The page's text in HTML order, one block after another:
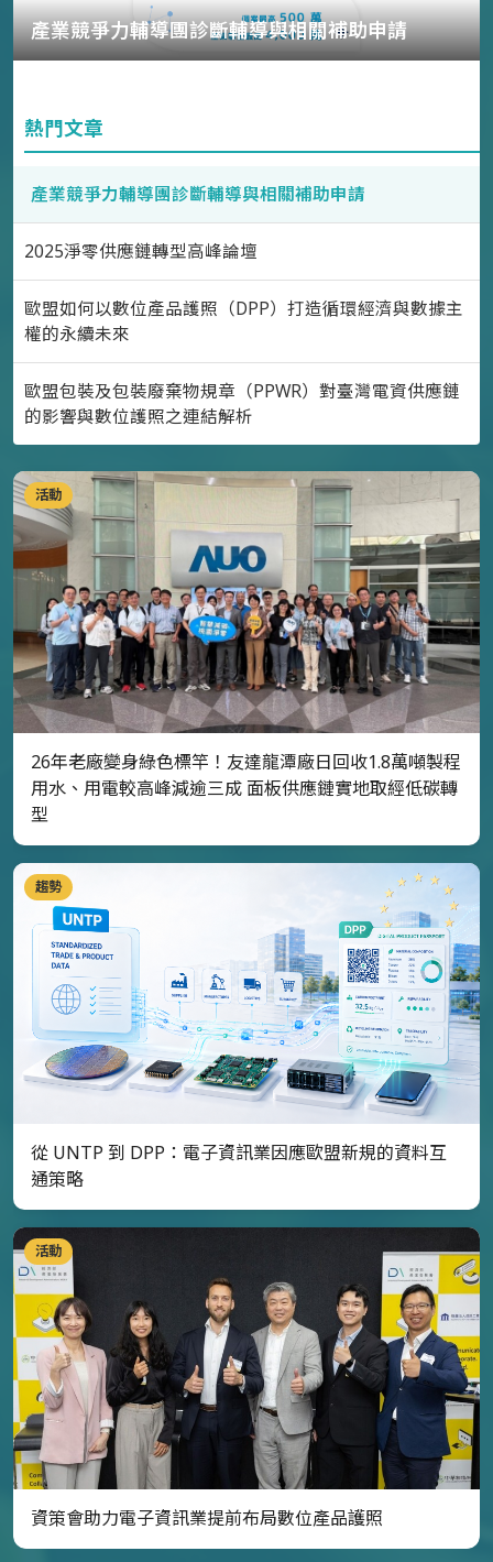
產業競爭力輔導團診斷輔導與相關補助申請
熱門文章
產業競爭力輔導團診斷輔導與相關補助申請
2025淨零供應鏈轉型高峰論壇
歐盟如何以數位產品護照（DPP）打造循環經濟與數據主
權的永續未來
歐盟包裝及包裝廢棄物規章（PPWR）對臺灣電資供應鏈
的影響與數位護照之連結解析
活動
26年老廠變身綠色標竿！友達龍潭廠日回收1.8萬噸製程
用水、用電較高峰減逾三成 面板供應鏈實地取經低碳轉
型
趨勢
從 UNTP 到 DPP：電子資訊業因應歐盟新規的資料互
通策略
活動
資策會助力電子資訊業提前布局數位產品護照